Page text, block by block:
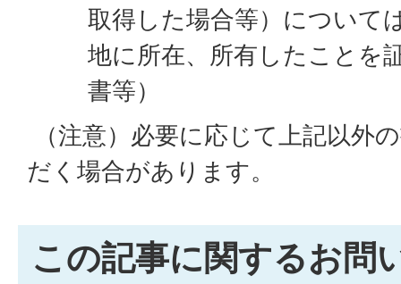
取得した場合等）について
地に所在、所有したことを
書等）
（注意）必要に応じて上記以外
だく場合があります。
この記事に関するお問